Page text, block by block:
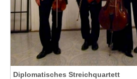
Diplomatisches Streichquartett